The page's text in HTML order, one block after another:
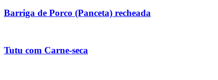
Barriga de Porco (Panceta) recheada
Tutu com Carne-seca